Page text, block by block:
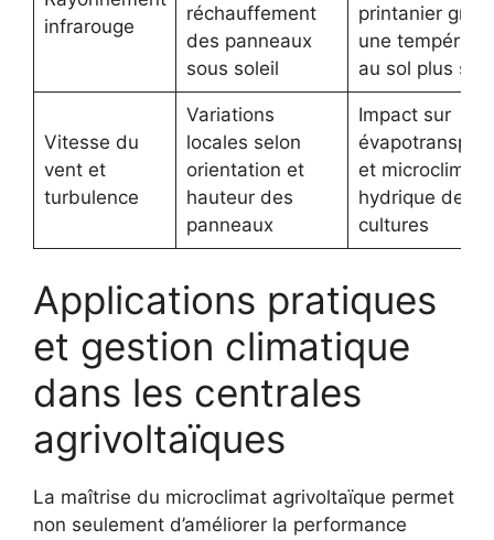
infrarouge
réchauffement
des panneaux
sous soleil
printanier
une
au sol plus
Vitesse du
vent et
turbulence
Variations
locales selon
orientation et
hauteur des
panneaux
Impact sur
et microclimat
hydrique des
cultures
Applications pratiques
et gestion climatique
dans les centrales
agrivoltaïques
La maîtrise du microclimat agrivoltaïque permet
non seulement d’améliorer la performance